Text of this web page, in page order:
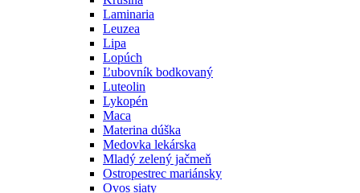
Laminaria
Leuzea
Lipa
Lopúch
Ľubovník bodkovaný
Luteolin
Lykopén
Maca
Materina dúška
Medovka lekárska
Mladý zelený jačmeň
Ostropestrec mariánsky
Ovos siaty